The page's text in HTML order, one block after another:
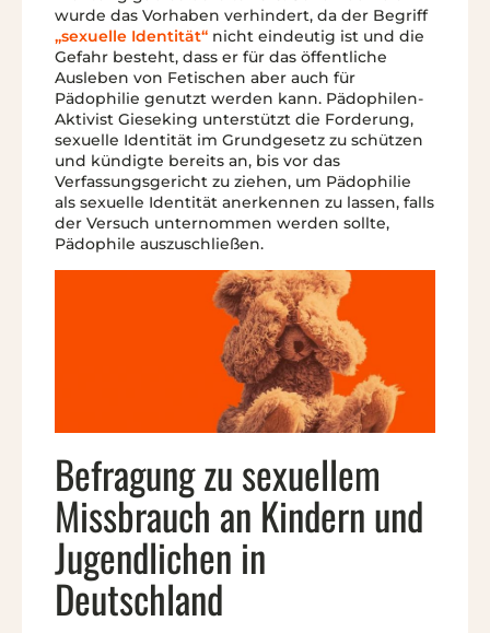
wurde das Vorhaben verhindert, da der Begriff
„sexuelle Identität“ nicht eindeutig ist und die
Gefahr besteht, dass er für das öffentliche
Ausleben von Fetischen aber auch für
Pädophilie genutzt werden kann. Pädophilen-
Aktivist Gieseking unterstützt die Forderung,
sexuelle Identität im Grundgesetz zu schützen
und kündigte bereits an, bis vor das
Verfassungsgericht zu ziehen, um Pädophilie
als sexuelle Identität anerkennen zu lassen, falls
der Versuch unternommen werden sollte,
Pädophile auszuschließen.
Befragung zu sexuellem
Missbrauch an Kindern und
Jugendlichen in
Deutschland